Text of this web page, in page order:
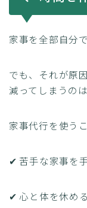
家事を全部自分
でも、それが原
減ってしまうの
家事代行を使うこ
✔ 苦手な家事を
✔ 心と体を休め